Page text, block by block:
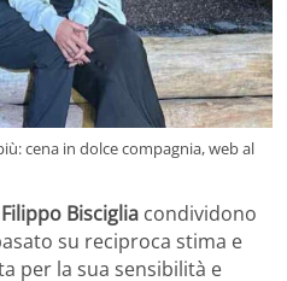
cena in dolce compagnia, web al
Filippo Bisciglia condividono
su reciproca stima e
per la sua sensibilità e